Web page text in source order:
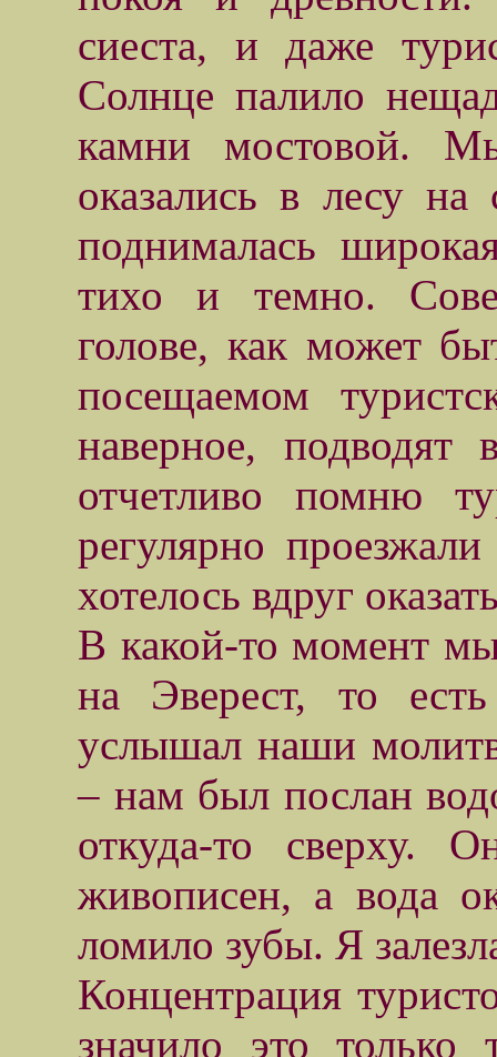
сиеста, и даже
Солнце палило
камни мостовой.
оказались в лесу
поднималась
тихо и темно.
голове, как может
посещаемом
наверное, подводят
отчетливо помню
регулярно
хотелось вдруг
В какой-то момент
на Эверест, то
услышал наши
– нам был послан
откуда-то сверху.
живописен, а вода
ломило зубы. Я
Концентрация
значило это